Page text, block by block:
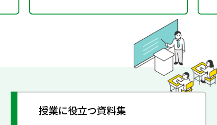
授業に役立つ資料集